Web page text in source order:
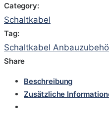
Category:
Schaltkabel
Tag:
Schaltkabel
Share
Beschreibung
Zusätzliche